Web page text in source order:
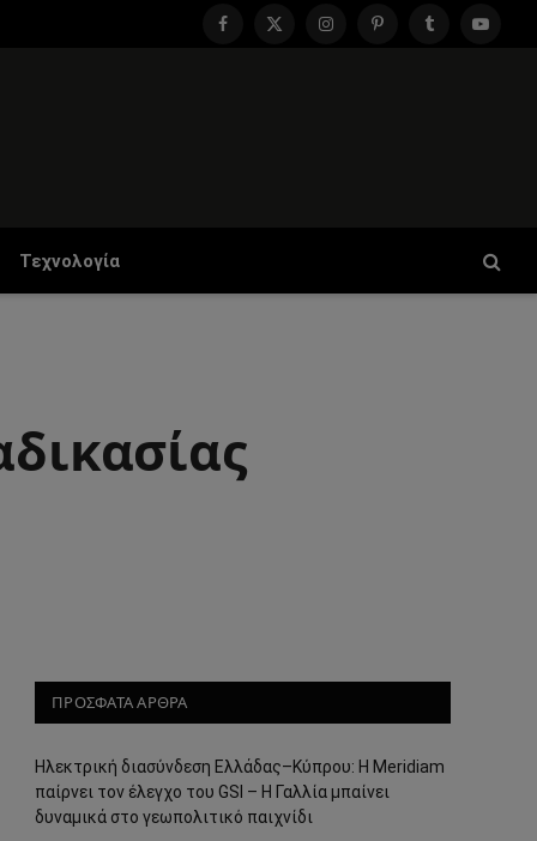
Facebook
X
InstagramPinterestTumblr
Τεχνολογία
ΠΡΟΣΦΑΤΑ ΑΡΘΡΑ
Ηλεκτρική διασύνδεση Ελλάδας–Κύπρου: Η Meridiam
παίρνει τον έλεγχο του GSI – Η Γαλλία μπαίνει
δυναμικά στο γεωπολιτικό παιχνίδι